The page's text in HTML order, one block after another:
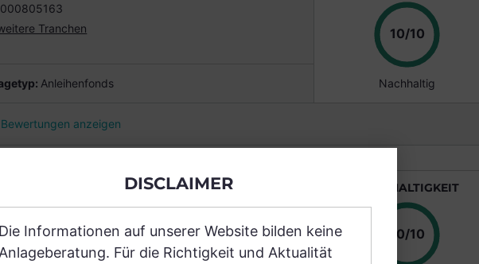
Tranchen
: Anleihenfonds
10/10
Nachhaltig
Bewertungen anzeigen
RESPONSIBLE BOND MÜNDEL T
Tranchen
NACHHALTIGKEIT
10/10
DISCLAIMER
Die Informationen auf unserer Website bilden keine
Anlageberatung. Für die Richtigkeit und Aktualität